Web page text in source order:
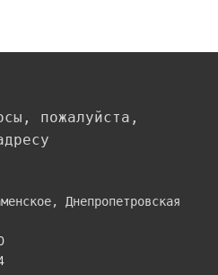
пожалуйста,
Днепропетровская